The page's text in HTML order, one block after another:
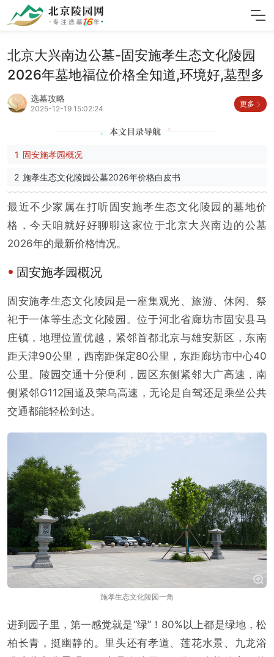
北京大兴南边公墓-固安施孝生态文化陵园
2026年墓地福位价格全知道,环境好,墓型多
选墓攻略
2025-12-19 15:02:24
更多
固安施孝园概况
施孝生态文化陵园公墓2026年价格白皮书
最近不少家属在打听固安施孝生态文化陵园的墓地价
格，今天咱就好好聊聊这家位于北京大兴南边的公墓
2026年的最新价格情况。
固安施孝园概况
固安施孝生态文化陵园是一座集观光、旅游、休闲、祭
祀于一体等生态文化陵园。位于河北省廊坊市固安县马
庄镇，地理位置优越，紧邻首都北京与雄安新区，东南
距天津90公里，西南距保定80公里，东距廊坊市中心40
公里。陵园交通十分便利，园区东侧紧邻大广高速，南
侧紧邻G112国道及荣乌高速，无论是自驾还是乘坐公共
交通都能轻松到达。
施孝生态文化陵园一角
进到园子里，第一感觉就是“绿”！80%以上都是绿地，松
柏长青，挺幽静的。里头还有孝道、莲花水景、九龙浴